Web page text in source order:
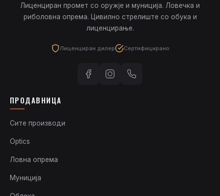
Лиценциран промет со оружје и муниција. Ловечка и
риболовна опрема. Цивилно стрелиште со обука и
лиценцирање.
Лиценциран дилер Сертифицирано
ПРОДАВНИЦА
Сите производи
Optics
Ловна опрема
Муниција